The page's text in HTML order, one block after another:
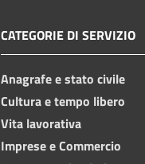
CATEGORIE DI SERVIZIO
Anagrafe e stato civile
Cultura e tempo libero
Vita lavorativa
Imprese e Commercio